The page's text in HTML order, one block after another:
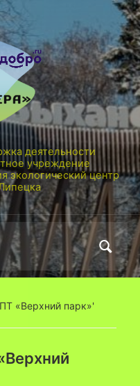
деятельности
учреждение
экологический центр
«Верхний парк»'